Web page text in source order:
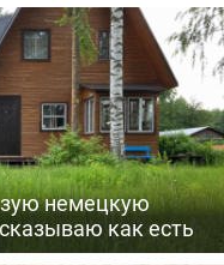
немецкую
как есть